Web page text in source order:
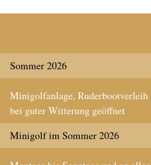
Sommer 2026
Minigolfanlage,
bei guter Witterung geöffnet
Minigolf im Sommer 2026